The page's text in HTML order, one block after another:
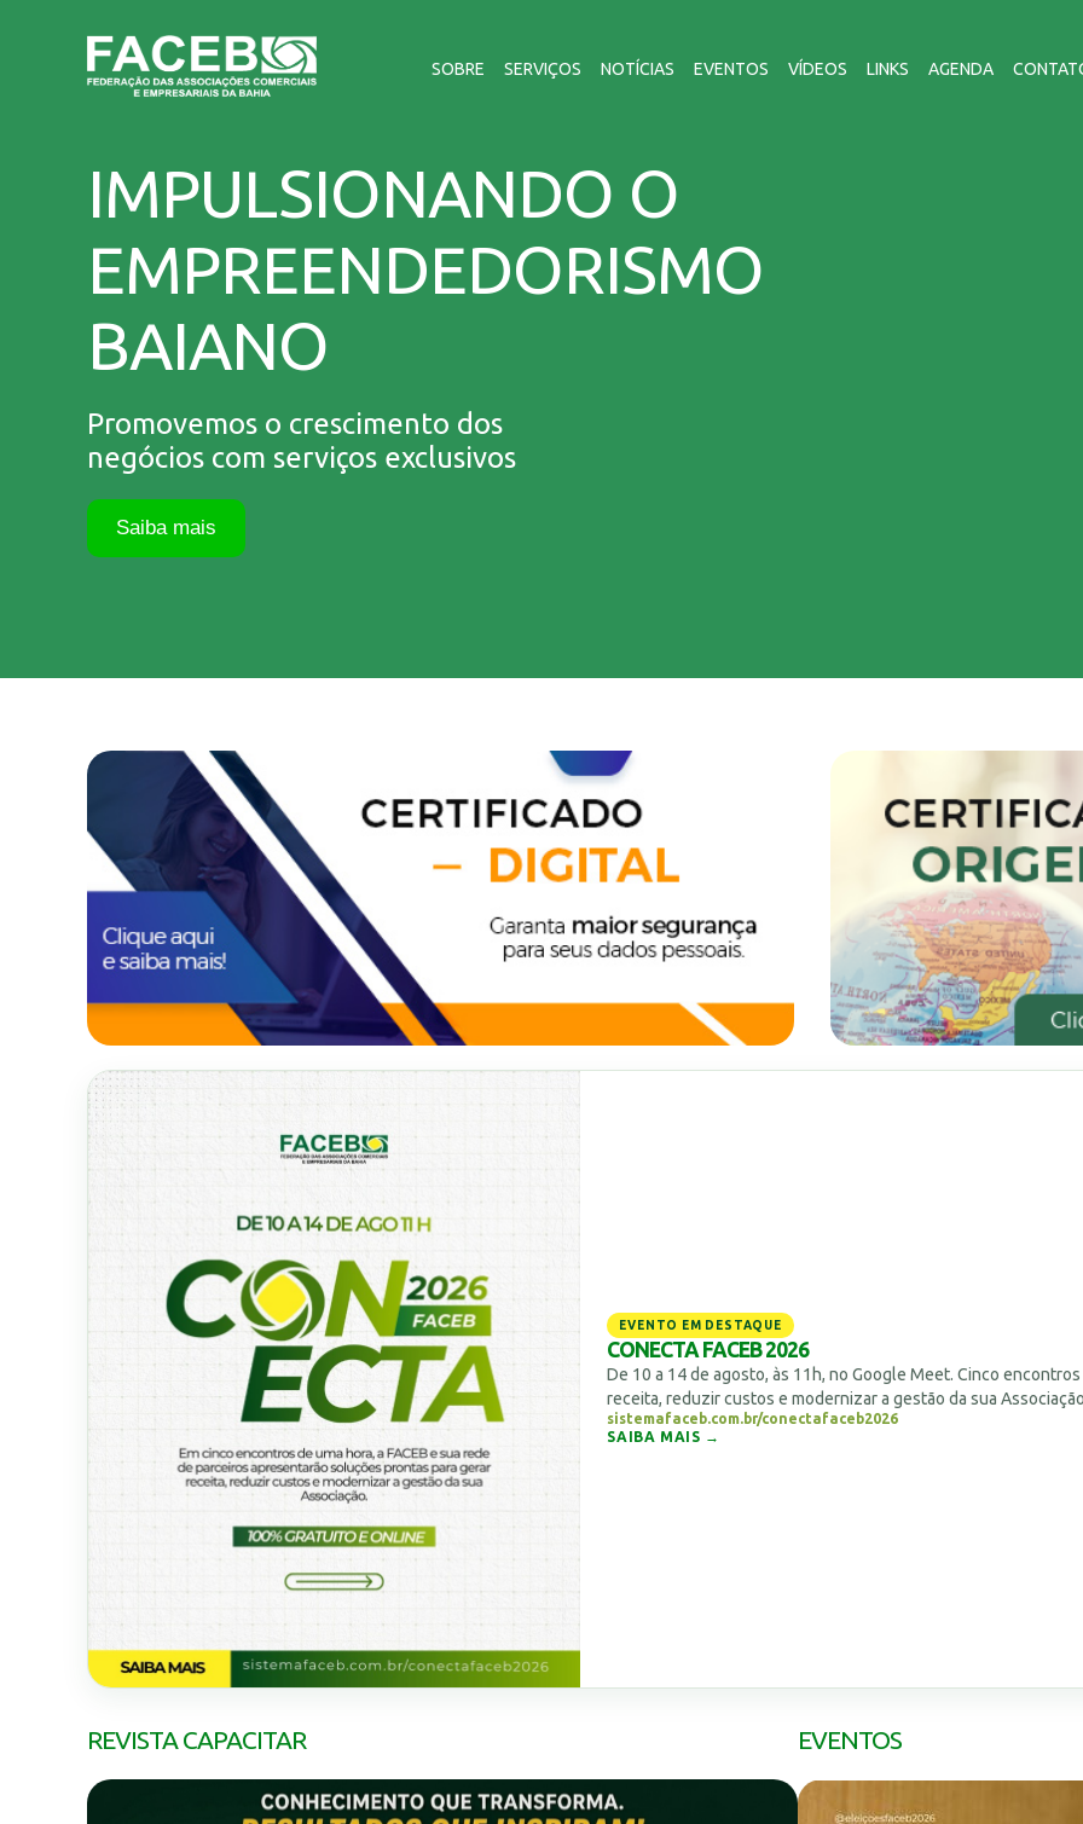
SOBRE SERVIÇOS NOTÍCIAS EVENTOS VÍDEOS LINKS AGENDA
IMPULSIONANDO O
EMPREENDEDORISMO
BAIANO
Promovemos o crescimento dos
negócios com serviços exclusivos
Saiba mais
EVENTO EM DESTAQUE
CONECTA FACEB 2026
De 10 a 14 de agosto, às 11h, no Google Meet. Cinco
receita, reduzir custos e modernizar a gestão da sua
sistemafaceb.com.br/conectafaceb2026
SAIBA MAIS →
REVISTA CAPACITAR EVENTOS